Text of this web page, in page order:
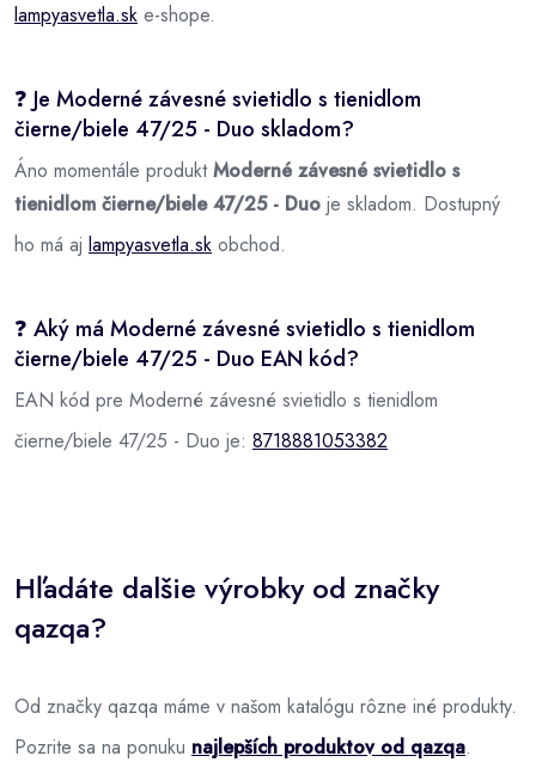
lampyasvetla.sk e-shope.
❓ Je Moderné závesné svietidlo s tienidlom
čierne/biele 47/25 - Duo skladom?
Áno momentále produktModerné závesné svietidlo s
tienidlom čierne/biele 47/25 - Duo je skladom. Dostupný
ho má aj lampyasvetla.sk obchod.
❓ Aký má Moderné závesné svietidlo s tienidlom
čierne/biele 47/25 - Duo EAN kód?
EAN kód pre Moderné závesné svietidlo s tienidlom
čierne/biele 47/25 - Duo je: 8718881053382
Hľadáte dalšie výrobky od značky
qazqa?
Od značky qazqa máme v našom katalógu rôzne iné produkty.
Pozrite sa na ponuku najlepších produktov od qazqa.